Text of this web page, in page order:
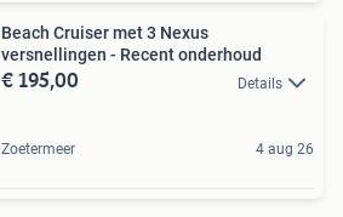
Beach Cruiser met 3 Nexus
versnellingen - Recent onderhoud
€ 195,00 Details
Zoetermeer 4 aug 26